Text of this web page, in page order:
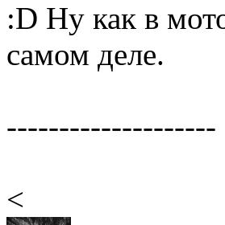
:D Ну как в
самом деле.
--------------------
<